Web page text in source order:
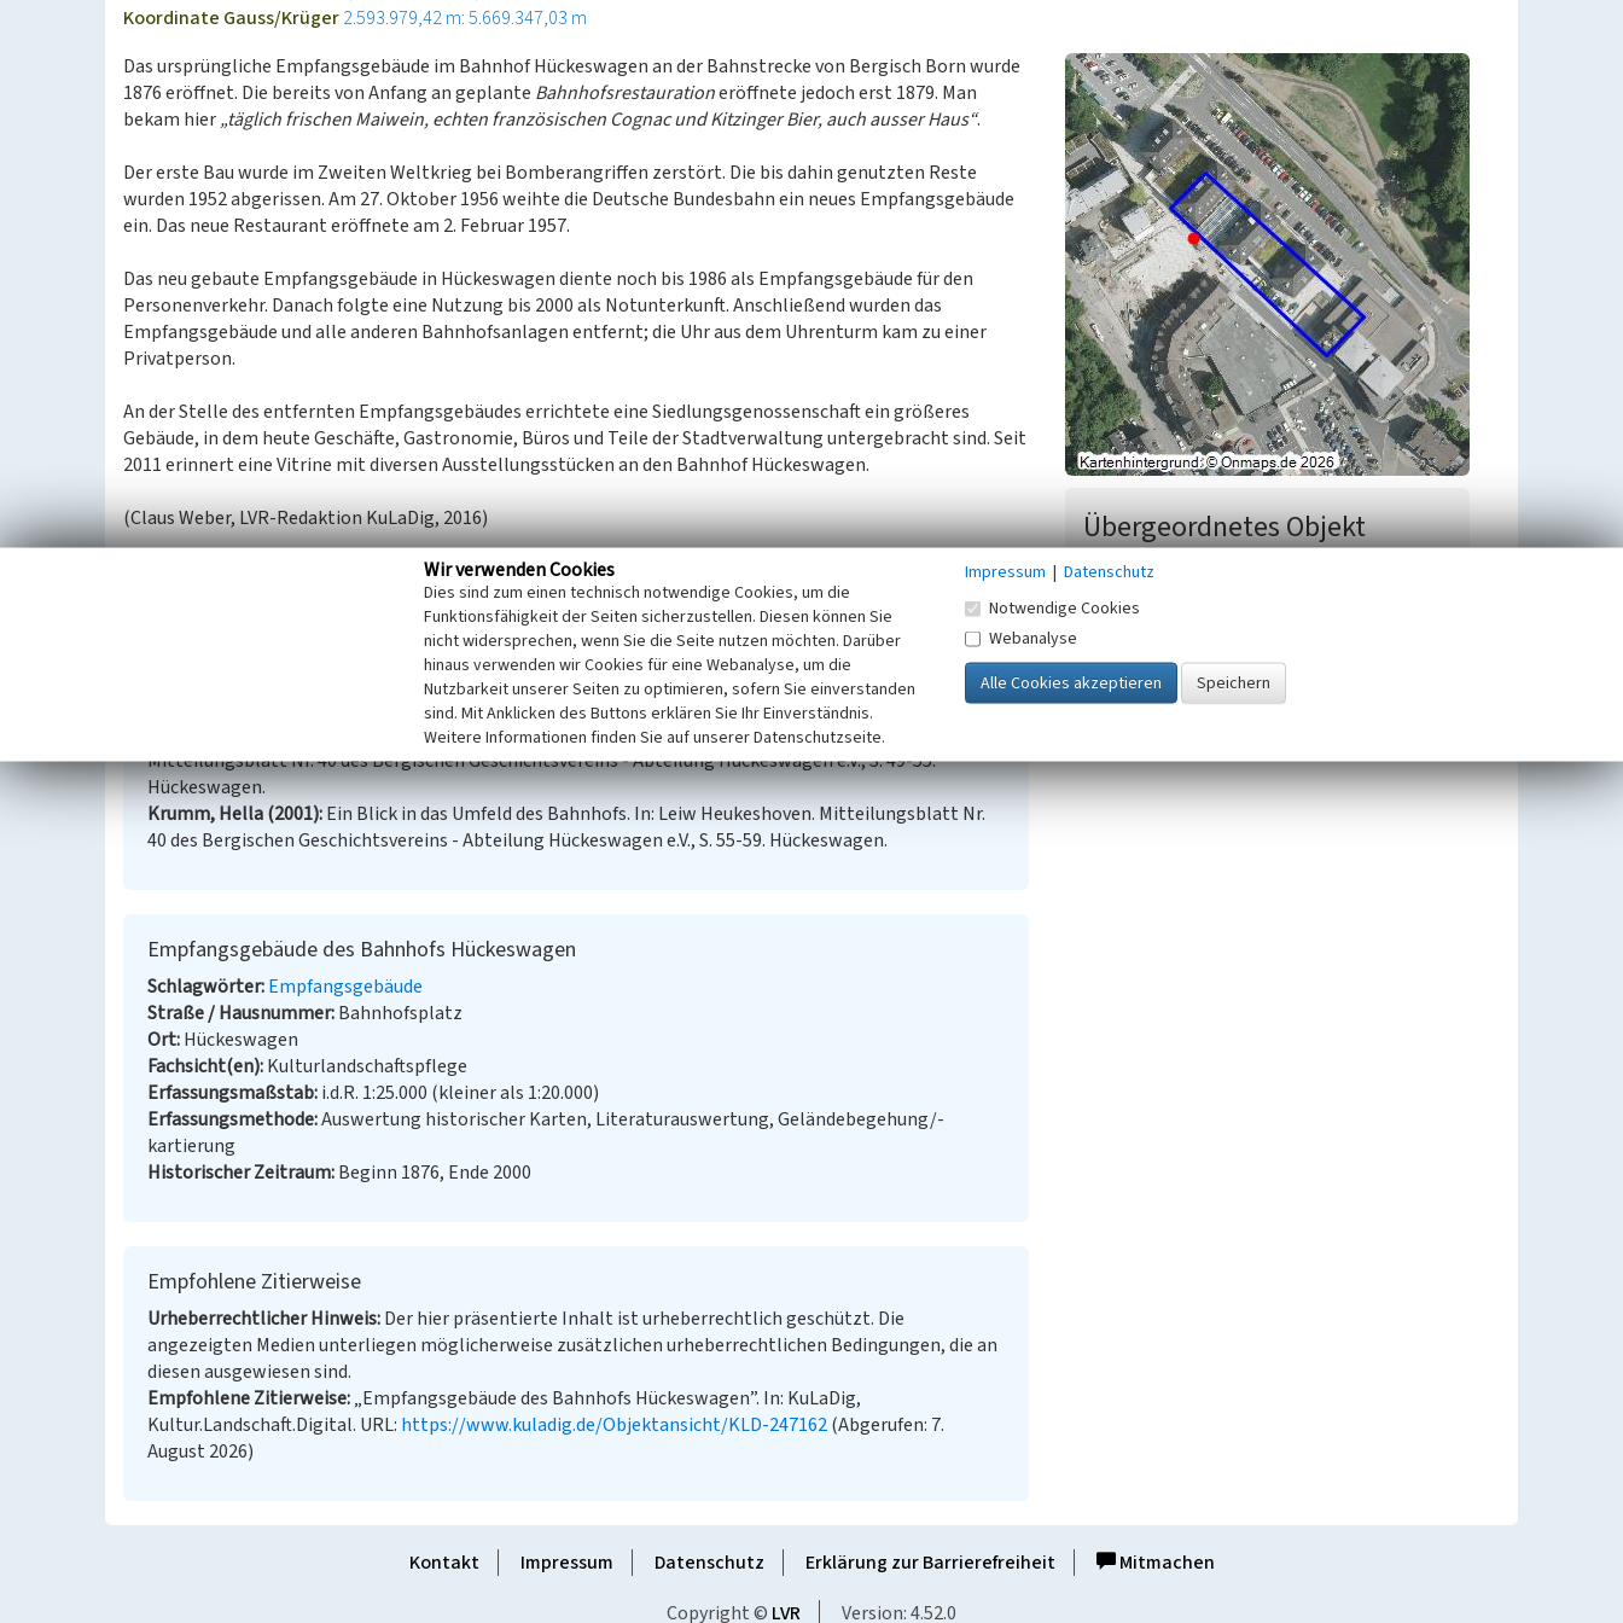
Koordinate Gauss/Krüger2.593.979,42 m: 5.669.347,03 m
Das ursprüngliche Empfangsgebäude im Bahnhof Hückeswagen an der Bahnstrecke von Bergisch Born wurde
1876 eröffnet. Die bereits von Anfang an geplante Bahnhofsrestaurationeröffnete jedoch erst 1879. Man
bekam hier„täglich frischen Maiwein, echten französischen Cognac und Kitzinger Bier, auch ausser Haus“.
Der erste Bau wurde im Zweiten Weltkrieg bei Bomberangriffen zerstört. Die bis dahin genutzten Reste
wurden 1952 abgerissen. Am 27. Oktober 1956 weihte die Deutsche Bundesbahn ein neues Empfangsgebäude
ein. Das neue Restaurant eröffnete am 2. Februar 1957.
Das neu gebaute Empfangsgebäude in Hückeswagen diente noch bis 1986 als Empfangsgebäude für den
Personenverkehr. Danach folgte eine Nutzung bis 2000 als Notunterkunft. Anschließend wurden das
Empfangsgebäude und alle anderen Bahnhofsanlagen entfernt; die Uhr aus dem Uhrenturm kam zu einer
Privatperson.
An der Stelle des entfernten Empfangsgebäudes errichtete eine Siedlungsgenossenschaft ein größeres
Gebäude, in dem heute Geschäfte, Gastronomie, Büros und Teile der Stadtverwaltung untergebracht sind. Seit
2011 erinnert eine Vitrine mit diversen Ausstellungsstücken an den Bahnhof Hückeswagen.
(Claus Weber, LVR-Redaktion KuLaDig, 2016)
: Wippertalbahn (Abgerufen: 30.01.2016)
: Eisenbahnen in Oberberg, mit zahlreichen Bildern (Abgerufen: 06.02.2016)
Bau der Eisenbahnlinie Lennep - Hückeswagen. In: Leiw Heukeshoven.
Mitteilungsblatt Nr. 40 des Bergischen Geschichtsvereins - Abteilung Hückeswagen e.V., S. 49-55.
Hückeswagen.
Krumm, Hella (2001) Ein Blick in das Umfeld des Bahnhofs. In: Leiw Heukeshoven. Mitteilungsblatt Nr.
40 des Bergischen Geschichtsvereins - Abteilung Hückeswagen e.V., S. 55-59. Hückeswagen.
Empfangsgebäude des Bahnhofs Hückeswagen
Schlagwörter Empfangsgebäude
Straße / Hausnummer Bahnhofsplatz
Ort Hückeswagen
Fachsicht(en) Kulturlandschaftspflege
Erfassungsmaßstab i.d.R. 1:25.000 (kleiner als 1:20.000)
Erfassungsmethode Auswertung historischer Karten, Literaturauswertung, Geländebegehung/-
kartierung
Historischer Zeitraum Beginn 1876, Ende 2000
Empfohlene Zitierweise
Urheberrechtlicher Hinweis Der hier präsentierte Inhalt ist urheberrechtlich geschützt. Die
angezeigten Medien unterliegen möglicherweise zusätzlichen urheberrechtlichen Bedingungen, die an
diesen ausgewiesen sind.
Empfohlene Zitierweise „Empfangsgebäude des Bahnhofs Hückeswagen”. In: KuLaDig,
Kultur.Landschaft.Digital. URL: https://www.kuladig.de/Objektansicht/KLD-247162(Abgerufen: 7.
August 2026)
Übergeordnetes Objekt
Bahnhof Hückeswagen
Kontakt Impressum Datenschutz Erklärung zur Barrierefreiheit
Mitmachen
Copyright © LVR Version: 4.52.0
Wir verwenden Cookies
Dies sind zum einen technisch notwendige Cookies, um die
Funktionsfähigkeit der Seiten sicherzustellen. Diesen können Sie
nicht widersprechen, wenn Sie die Seite nutzen möchten. Darüber
hinaus verwenden wir Cookies für eine Webanalyse, um die
Nutzbarkeit unserer Seiten zu optimieren, sofern Sie einverstanden
sind. Mit Anklicken des Buttons erklären Sie Ihr Einverständnis.
Weitere Informationen finden Sie auf unserer Datenschutzseite.
Impressum | Datenschutz
Notwendige Cookies
Webanalyse